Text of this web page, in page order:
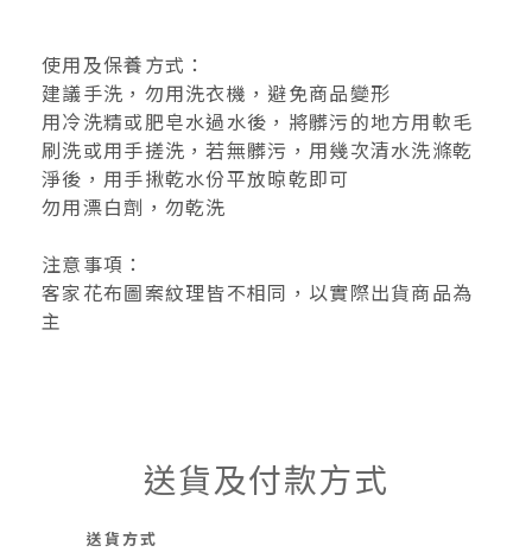
使用及保養方式：
建議手洗，勿用洗衣機，避免商品變形
用冷洗精或肥皂水過水後，將髒污的地方用軟毛
刷洗或用手搓洗，若無髒污，用幾次清水洗滌乾
淨後，用手揪乾水份平放晾乾即可
勿用漂白劑， 勿乾洗
注意事項：
客家花布圖案紋理皆不相同，以實際出貨商品為
主
送貨及付款方式
送貨方式